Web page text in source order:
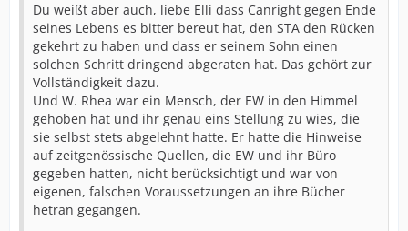
Du weißt aber auch, liebe Elli dass Canright gegen Ende
seines Lebens es bitter bereut hat, den STA den Rücken
gekehrt zu haben und dass er seinem Sohn einen
solchen Schritt dringend abgeraten hat. Das gehört zur
Vollständigkeit dazu.
Und W. Rhea war ein Mensch, der EW in den Himmel
gehoben hat und ihr genau eins Stellung zu wies, die
sie selbst stets abgelehnt hatte. Er hatte die Hinweise
auf zeitgenössische Quellen, die EW und ihr Büro
gegeben hatten, nicht berücksichtigt und war von
eigenen, falschen Voraussetzungen an ihre Bücher
hetran gegangen.